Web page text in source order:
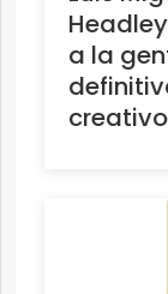
a la
creativo